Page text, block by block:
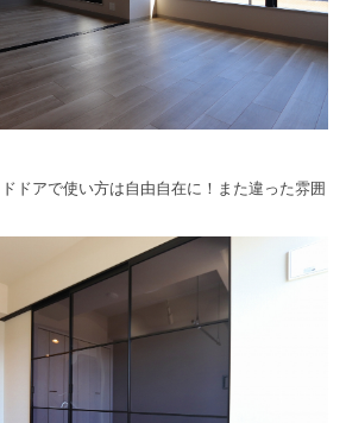
ドアで使い方は自由自在に！また違った雰囲